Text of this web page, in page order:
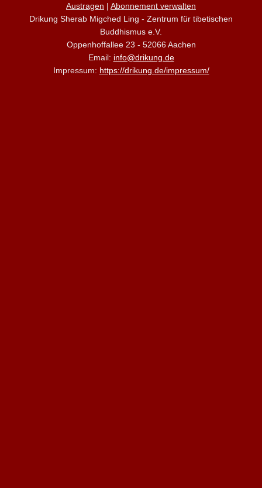
Austragen | Abonnement verwalten
Drikung Sherab Migched Ling - Zentrum für tibetischen
Buddhismus e.V.
Oppenhoffallee 23 - 52066 Aachen
Email: info@drikung.de
Impressum: https://drikung.de/impressum/